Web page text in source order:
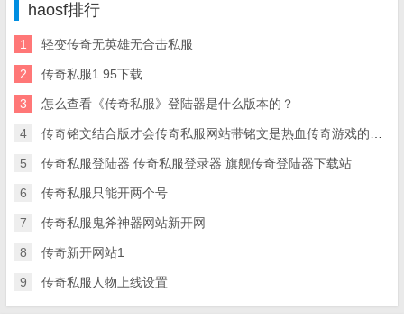
haosf排行
1 轻变传奇无英雄无合击私服
2 传奇私服1 95下载
3 怎么查看《传奇私服》登陆器是什么版本的？
4 传奇铭文结合版才会传奇私服网站带铭文是热血传奇游戏的主流
5 传奇私服登陆器 传奇私服登录器 旗舰传奇登陆器下载站
6 传奇私服只能开两个号
7 传奇私服鬼斧神器网站新开网
8 传奇新开网站1
9 传奇私服人物上线设置